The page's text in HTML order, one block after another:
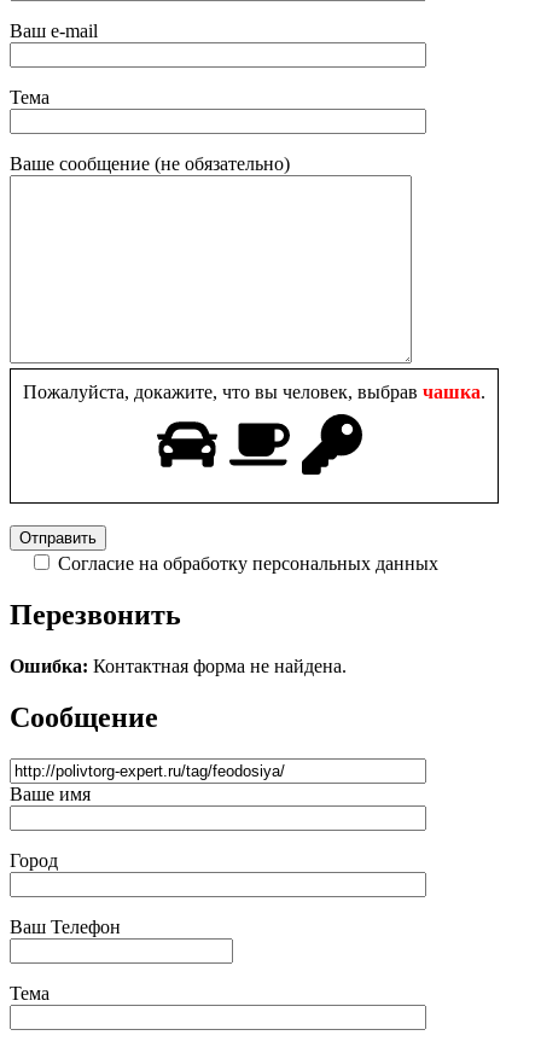
Ваш e-mail
Тема
Ваше сообщение (не обязательно)
Пожалуйста, докажите, что вы человек, выбрав чашка.
Согласие на обработку персональных данных
Перезвонить
Ошибка: Контактная форма не найдена.
Сообщение
Ваше имя
Город
Ваш Телефон
Тема